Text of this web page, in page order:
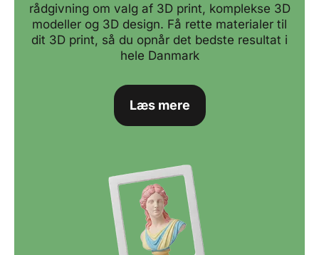
rådgivning om valg af 3D print, komplekse 3D
modeller og 3D design. Få rette materialer til
dit 3D print, så du opnår det bedste resultat i
hele Danmark
Læs mere